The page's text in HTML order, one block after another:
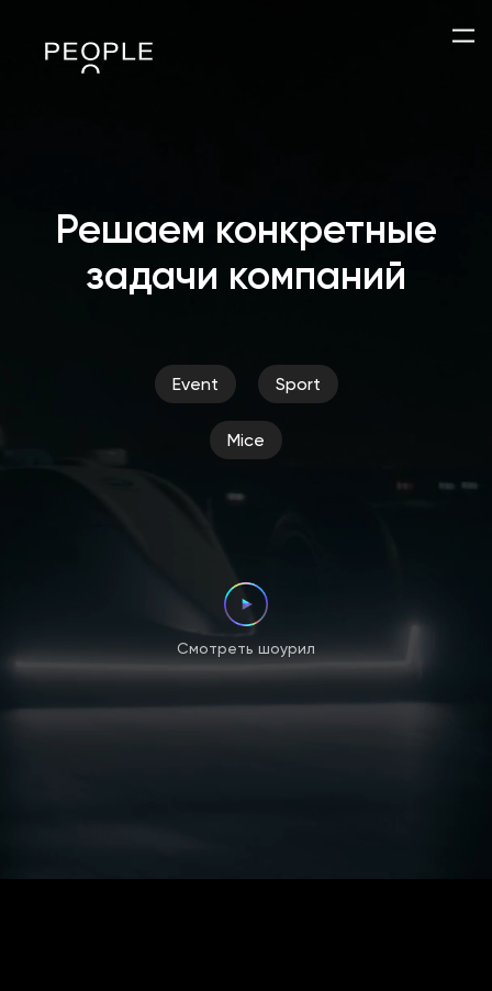
Решаем конкретные
задачи компаний
Event Sport
Mice
Смотреть шоурил